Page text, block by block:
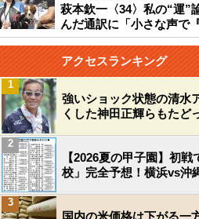
萩本欽一〈34〉私の“運
んだ通訳に「小さな声で
アクセスランキング
強いショック状態の清水
くした神田正輝らもたど
1
【2026夏の甲子園】初
校」完全予想！横浜vs沖
2
国内の米価格は下がる
3